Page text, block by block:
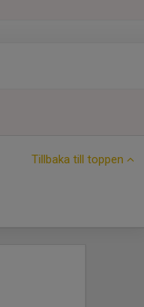
Tillbaka till toppen